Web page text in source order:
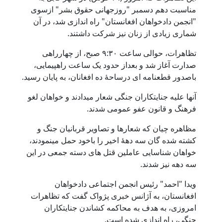
مناسبت دهم دسمبر "روزجهانى حقوق بشر" ازسوى
"انجمن دادخواهان افغانستان" راه اندازى شد، در آن
شمارى زيادى از زنان نيز شرکت داشتند.
تظاهرات، حوالى ساعت ٩:٣٠ صبح، از چهارراهى
صدارت آغاز شد و بعداز حدود يک ساعت راهپيمايى،
باصدور قطعنامه ای درساحۀ ده افغانان، به پايان رسيد.
آنها عليه جنايتکاران جنگى شعار ميدادند و خواهان لغو
فرهنگ و قانون عفو عمومى شدند.
مظاهره چيان که شعارها و تصاوير قربانيان جنگ و
کشته شده گان سه دهۀ اخير را باخود حمل مينمودند،
خواهان شناسايى عاملين قتل هاى دسته جمعى در اين
سه دهه نيز شدند.
ويدا "احمد" رئيس انجمن اجتماعى دادخواهان
افغانستان، به آژانس خبرى پژواک گفت که تظاهرات
امروزى، به هدف به محاکمه کشاندن جنايتکاران
جنگى، راه اندازى شده است.